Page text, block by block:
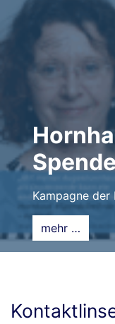
Kampagne der
mehr …